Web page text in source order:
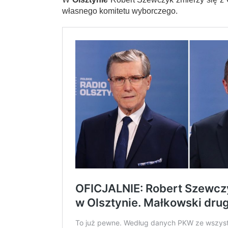
własnego komitetu wyborczego.